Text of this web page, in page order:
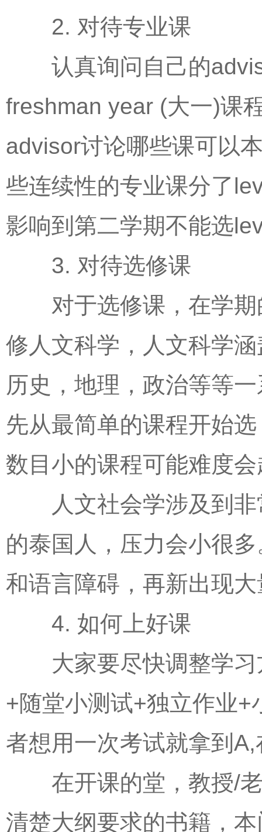
2. 对待专业课
认真询问自己的
freshman year (大一)课
advisor讨论哪些课可以
些连续性的专业课分了
影响到第二学期不能选
3. 对待选修课
对于选修课，在学期
修人文科学，人文科学
历史，地理，政治等等
先从最简单的课程开始
数目小的课程可能难度
人文社会学涉及到非
的泰国人，压力会小很
和语言障碍，再新出现
4. 如何上好课
大家要尽快调整学习
+随堂小测试+独立作业
者想用一次考试就拿到
在开课的堂，教授/老
清楚大纲要求的书籍，